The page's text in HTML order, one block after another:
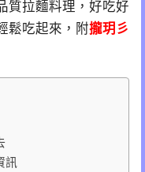
質拉麵料理，好吃好
鬆吃起來，附攏玥彡
訊